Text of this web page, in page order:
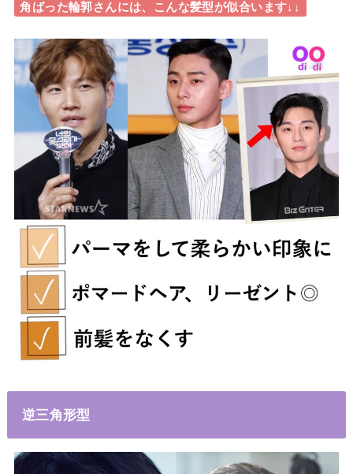
角ばった輪郭さんには、こんな髪型が似合います↓↓
逆三角形型